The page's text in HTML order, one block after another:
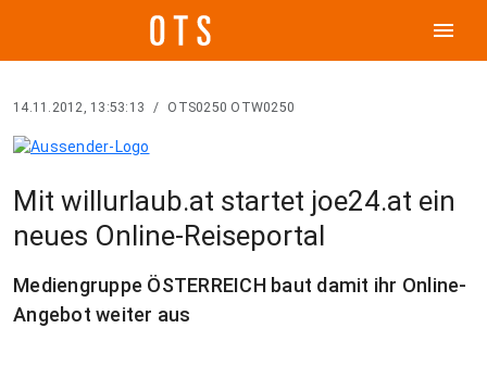
menu
14.11.2012, 13:53:13 / OTS0250 OTW0250
Mit willurlaub.at startet joe24.at ein
neues Online-Reiseportal
Mediengruppe ÖSTERREICH baut damit ihr Online-
Angebot weiter aus